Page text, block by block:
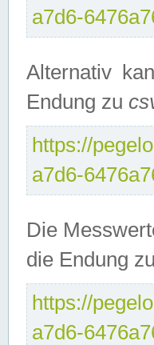
a7d6-
Alternativ
Endung zu
https://
a7d6-
Die
die Endung zu
https://
a7d6-